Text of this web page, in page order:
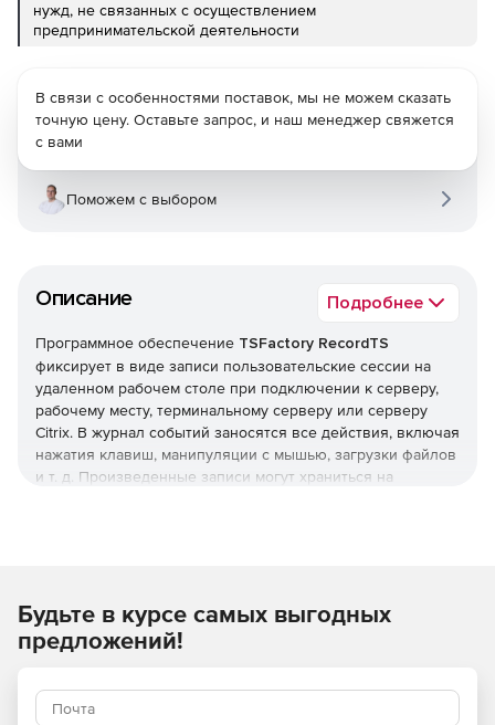
нужд, не связанных с осуществлением
предпринимательской деятельности
Описание Подробнее
Программное обеспечение TSFactory RecordTS
фиксирует в виде записи пользовательские сессии на
удаленном рабочем столе при подключении к серверу,
рабочему месту, терминальному серверу или серверу
Citrix. В журнал событий заносятся все действия, включая
нажатия клавиш, манипуляции с мышью, загрузки файлов
и т. д. Произведенные записи могут храниться на
перематывая вперед или назад или переходя к
определенному моменту в видео.Программный
интерфейс RecordTS обеспечивает интеграцию в
сетевой безопасности или другие программы, требующие
записи сессий. RecordTS обеспечивает надежную защиту
В связи с особенностями поставок, мы не можем сказать
точную цену. Оставьте запрос, и наш менеджер свяжется
с вами
Поможем с выбором
Будьте в курсе самых выгодных
предложений!